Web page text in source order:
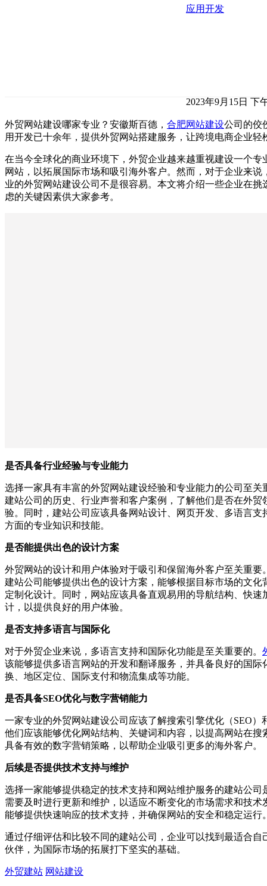
应用开发
2023年9月15日 下
外贸网站建设哪家专业？安徽斯百德， 合肥网站建设公司的佼
用开发已十余年，提供外贸网站搭建服务，让跨境电商企业轻
在当今全球化的商业环境下，外贸企业越来越重视建设一个专
网站，以拓展国际市场和吸引海外客户。然而，对于企业来说
业的外贸网站建设公司不是很容易。本文将介绍一些企业在挑
虑的关键因素供大家参考。
是否具备行业经验与专业能力
选择一家具有丰富的外贸网站建设经验和专业能力的公司至关
建站公司的历史、行业声誉和客户案例，了解他们是否在外贸
验。同时，建站公司应该具备网站设计、网页开发、多语言支
方面的专业知识和技能。
是否能提供出色的设计方案
外贸网站的设计和用户体验对于吸引和保留海外客户至关重要
建站公司能够提供出色的设计方案，能够根据目标市场的文化
定制化设计。同时，网站应该具备直观易用的导航结构、快速
计，以提供良好的用户体验。
是否支持多语言与国际化
对于外贸企业来说，多语言支持和国际化功能是至关重要的。
该能够提供多语言网站的开发和翻译服务，并具备良好的国际
换、地区定位、国际支付和物流集成等功能。
是否具备SEO优化与数字营销能力
一家专业的外贸网站建设公司应该了解搜索引擎优化（SEO）
他们应该能够优化网站结构、关键词和内容，以提高网站在搜
具备有效的数字营销策略，以帮助企业吸引更多的海外客户。
后续是否提供技术支持与维护
选择一家能够提供稳定的技术支持和网站维护服务的建站公司
需要及时进行更新和维护，以适应不断变化的市场需求和技术
能够提供快速响应的技术支持，并确保网站的安全和稳定运行
通过仔细评估和比较不同的建站公司，企业可以找到最适合自
伙伴，为国际市场的拓展打下坚实的基础。
外贸建站 网站建设